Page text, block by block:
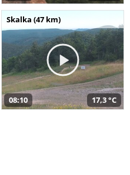
Skalka (47 km)
08:10 17,3 °C